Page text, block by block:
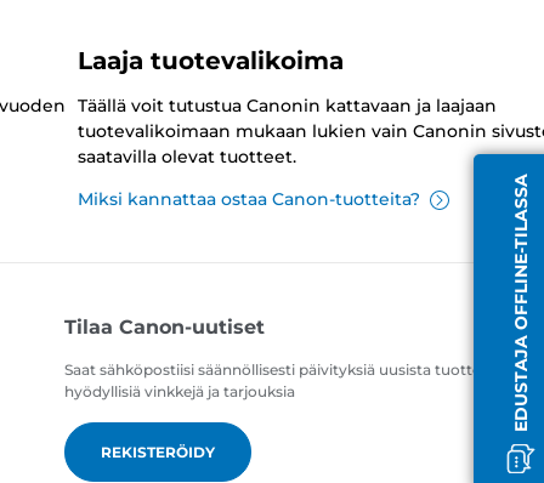
EDUSTAJA OFFLINE-TILASSA
Laaja tuotevalikoima
Täällä voit tutustua Canonin kattavaan ja laajaan
tuotevalikoimaan mukaan lukien vain Canonin
saatavilla olevat tuotteet.
Miksi kannattaa ostaa Canon-tuotteita?
Tilaa Canon-uutiset
Saat sähköpostiisi säännöllisesti päivityksiä uusista tuotteista,
hyödyllisiä vinkkejä ja tarjouksia
REKISTERÖIDY